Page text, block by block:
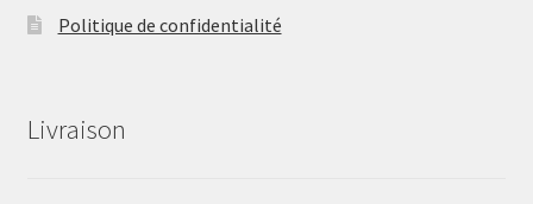
Politique de confidentialité
Livraison